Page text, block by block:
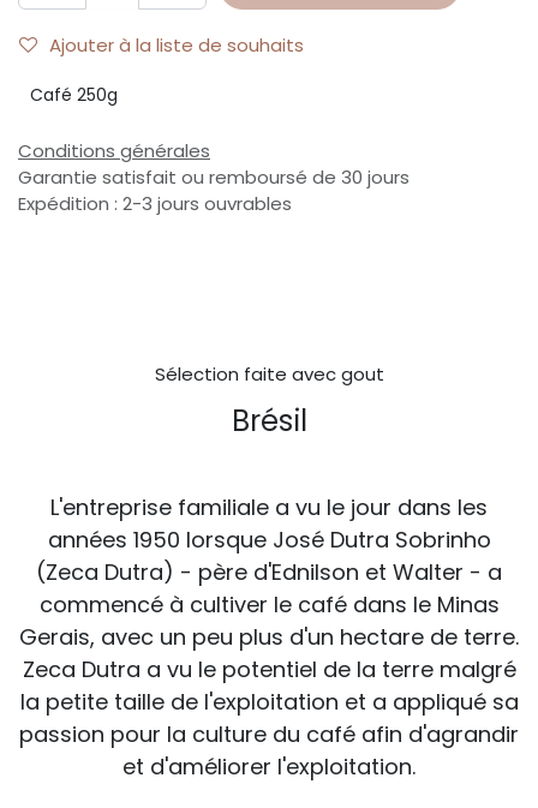
Ajouter à la liste de souhaits
Café 250g
Conditions générales
Garantie satisfait ou remboursé de 30 jours
Expédition : 2-3 jours ouvrables
Sélection faite avec gout
Brésil
L'entreprise familiale a vu le jour dans les
années 1950 lorsque José Dutra Sobrinho
(Zeca Dutra) - père d'Ednilson et Walter - a
commencé à cultiver le café dans le Minas
Gerais, avec un peu plus d'un hectare de terre.
Zeca Dutra a vu le potentiel de la terre malgré
la petite taille de l'exploitation et a appliqué sa
passion pour la culture du café afin d'agrandir
et d'améliorer l'exploitation.